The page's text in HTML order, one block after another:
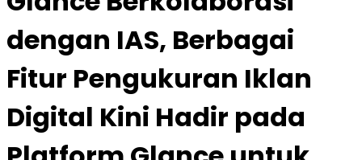
dengan IAS, Berbagai
Fitur Pengukuran Iklan
Digital Kini Hadir pada